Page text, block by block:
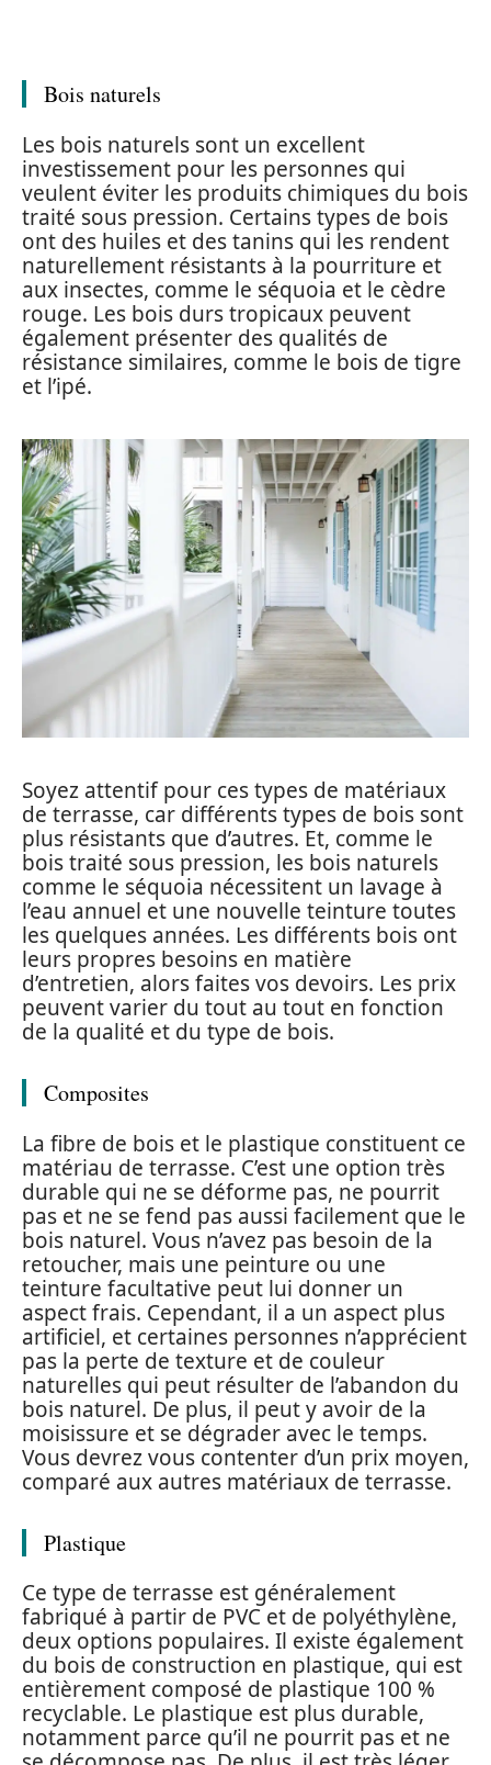
Bois naturels
Les bois naturels sont un excellent
investissement pour les personnes qui
veulent éviter les produits chimiques du bois
traité sous pression. Certains types de bois
ont des huiles et des tanins qui les rendent
naturellement résistants à la pourriture et
aux insectes, comme le séquoia et le cèdre
rouge. Les bois durs tropicaux peuvent
également présenter des qualités de
résistance similaires, comme le bois de tigre
et l’ipé.
Soyez attentif pour ces types de matériaux
de terrasse, car différents types de bois sont
plus résistants que d’autres. Et, comme le
bois traité sous pression, les bois naturels
comme le séquoia nécessitent un lavage à
l’eau annuel et une nouvelle teinture toutes
les quelques années. Les différents bois ont
leurs propres besoins en matière
d’entretien, alors faites vos devoirs. Les prix
peuvent varier du tout au tout en fonction
de la qualité et du type de bois.
Composites
La fibre de bois et le plastique constituent ce
matériau de terrasse. C’est une option très
durable qui ne se déforme pas, ne pourrit
pas et ne se fend pas aussi facilement que le
bois naturel. Vous n’avez pas besoin de la
retoucher, mais une peinture ou une
teinture facultative peut lui donner un
aspect frais. Cependant, il a un aspect plus
artificiel, et certaines personnes n’apprécient
pas la perte de texture et de couleur
naturelles qui peut résulter de l’abandon du
bois naturel. De plus, il peut y avoir de la
moisissure et se dégrader avec le temps.
Vous devrez vous contenter d’un prix moyen,
comparé aux autres matériaux de terrasse.
Plastique
Ce type de terrasse est généralement
fabriqué à partir de PVC et de polyéthylène,
deux options populaires. Il existe également
du bois de construction en plastique, qui est
entièrement composé de plastique 100 %
recyclable. Le plastique est plus durable,
notamment parce qu’il ne pourrit pas et ne